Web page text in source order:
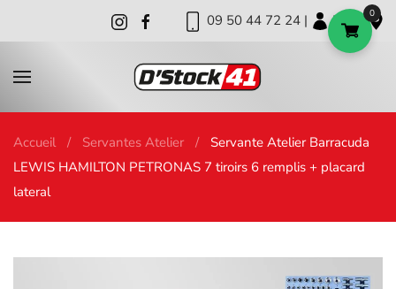
09 50 44 72 24 | | |
Accueil Servantes Atelier
Servante Atelier Barracuda
LEWIS HAMILTON PETRONAS 7 tiroirs 6 remplis + placard
lateral
0